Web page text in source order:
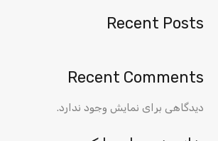
Recent Posts
Recent Comments
دیدگاهی برای نمایش وجود ندارد.